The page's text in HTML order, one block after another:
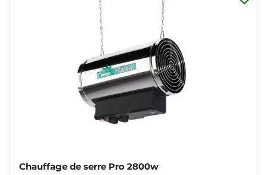
Chauffage de serre Pro 2800w